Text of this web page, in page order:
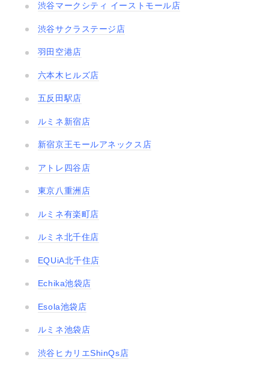
渋谷マークシティ イーストモール店
渋谷サクラステージ店
羽田空港店
六本木ヒルズ店
五反田駅店
ルミネ新宿店
新宿京王モールアネックス店
アトレ四谷店
東京八重洲店
ルミネ有楽町店
ルミネ北千住店
EQUiA北千住店
Echika池袋店
Esola池袋店
ルミネ池袋店
渋谷ヒカリエShinQs店